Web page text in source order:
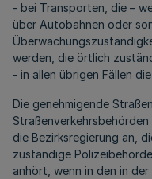
- bei Transporten, die –
über Autobahnen oder
werden, die örtlich
- in allen übrigen Fällen
Die genehmigende
die Bezirksregierung an,
zuständige
anhört, wenn in den in